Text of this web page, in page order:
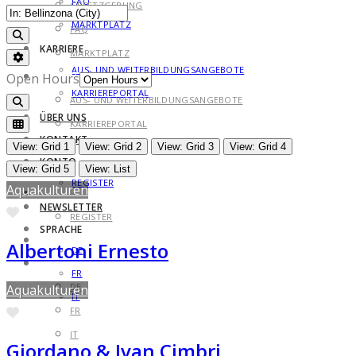
MARKTPLATZ
KARRIERE
AUS- UND WEITERBILDUNGSANGEBOTE
KARRIEREPORTAL
ÜBER UNS
KONTAKT
KONTO
REGISTER
NEWSLETTER
SPRACHE
DE
FR
IT
GESETZGEBUNG
FAQ
MARKTPLATZ
KARRIERE
AUS- UND WEITERBILDUNGSANGEBOTE
KARRIEREPORTAL
ÜBER UNS
KONTAKT
KONTO
REGISTER
SPRACHE
DE
FR
IT
Advanced Filters
Open Hours
View: Grid 1 View: Grid 2 View: Grid 3
View: Grid 4
View: Grid 5
View: List
Aquakulturen
Favorite
Albertoni Ernesto
Aquakulturen
Favorite
Giordano & Ivan Cimbri